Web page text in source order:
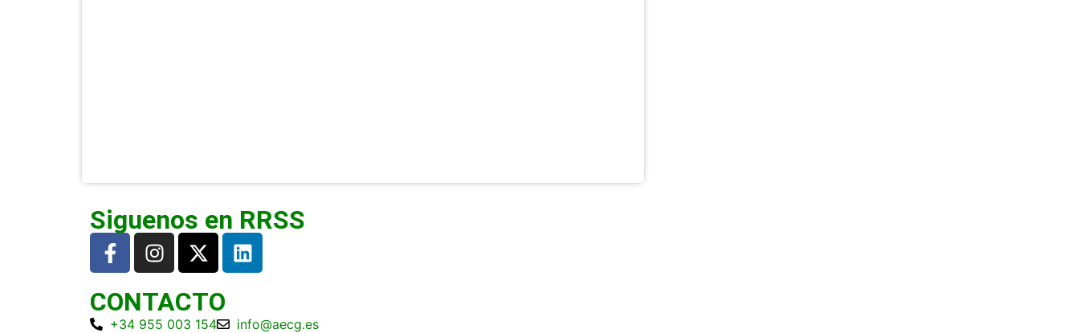
Siguenos en RRSS
CONTACTO
+34 955 003 154
info@aecg.es